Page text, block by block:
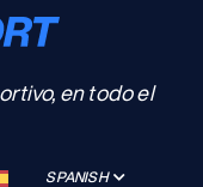
en todo el
SPANISH